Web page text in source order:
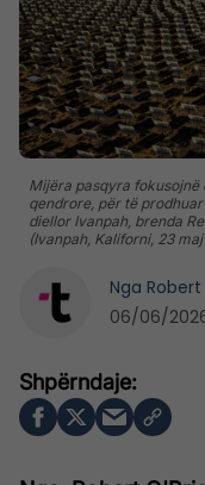
Mijëra pasqyra
qendrore, për të
diellor Ivanpah, brenda
(Ivanpah, Kaliforni, 23
Nga
06/06/